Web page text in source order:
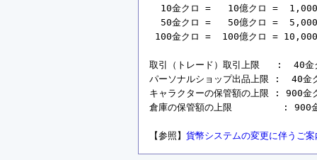
10金クロ =   10億クロ =
50金クロ =   50億クロ =
100金クロ =  100億クロ =
取引（トレード）取引上限   :  40
パーソナルショップ出品上限 :
キャラクターの保管額の上限 : 900
倉庫の保管額の上限         : 900
【参照】 貨幣システムの変更に伴うご案